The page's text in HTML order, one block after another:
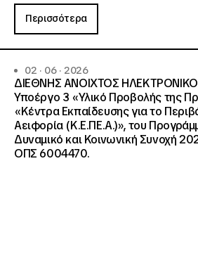
Περισσότερα
02 · 06 · 2026
ΔΙΕΘΝΗΣ ΑΝΟΙΧΤΟΣ
Υποέργο 3 «Υλικό Προβολής της
«Κέντρα Εκπαίδευσης για το
Αειφορία (Κ.Ε.ΠΕ.Α.)», του
Δυναμικό και Κοινωνική Συνοχή
ΟΠΣ 6004470.